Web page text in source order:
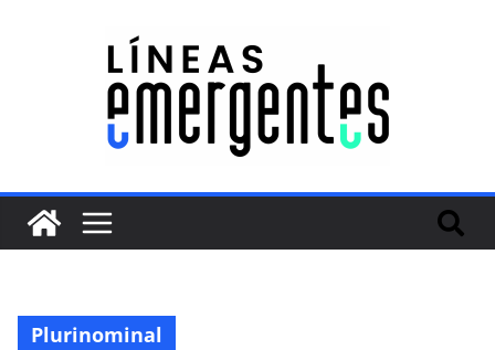
Plurinominal